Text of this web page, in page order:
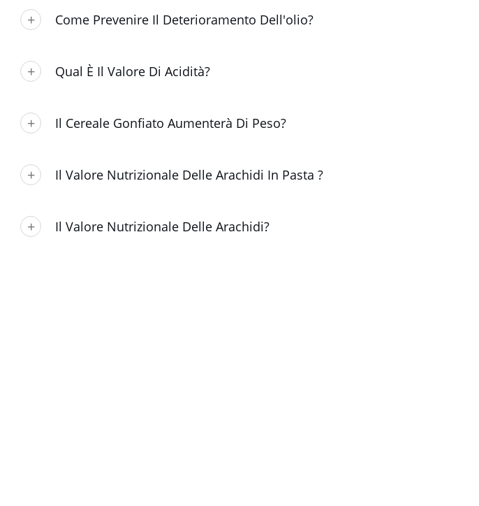
Come Prevenire Il Deterioramento Dell'olio?
Qual È Il Valore Di Acidità?
Il Cereale Gonfiato Aumenterà Di Peso?
Il Valore Nutrizionale Delle Arachidi In Pasta ?
Il Valore Nutrizionale Delle Arachidi?